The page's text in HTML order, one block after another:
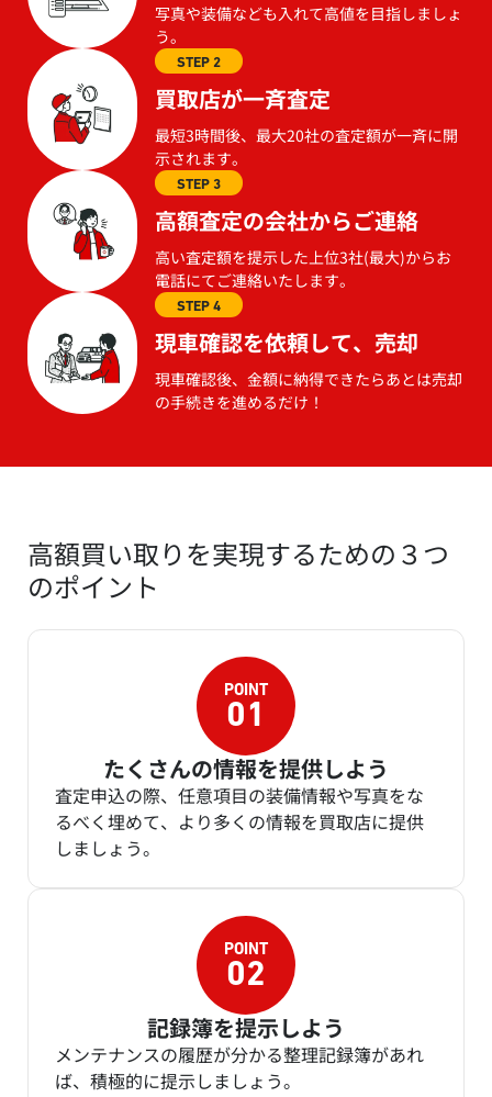
写真や装備なども入れて高値を目指しましょ
う。
STEP 2
買取店が一斉査定
最短3時間後、最大20社の査定額が一斉に開
示されます。
STEP 3
高額査定の会社からご連絡
高い査定額を提示した上位3社(最大)からお
電話にてご連絡いたします。
STEP 4
現車確認を依頼して、売却
現車確認後、金額に納得できたらあとは売却
の手続きを進めるだけ！
高額買い取りを実現するための３つ
のポイント
たくさんの情報を提供しよう
査定申込の際、任意項目の装備情報や写真をな
るべく埋めて、より多くの情報を買取店に提供
しましょう。
記録簿を提示しよう
メンテナンスの履歴が分かる整理記録簿があれ
ば、積極的に提示しましょう。